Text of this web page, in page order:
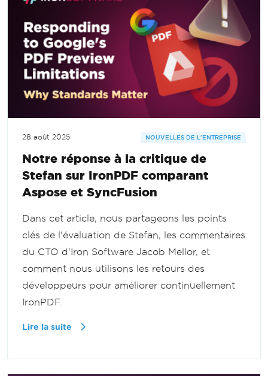
28 août 2025 NOUVELLES DE L'ENTREPRISE
Notre réponse à la critique de
Stefan sur IronPDF comparant
Aspose et SyncFusion
Dans cet article, nous partageons les points
clés de l'évaluation de Stefan, les commentaires
du CTO d'Iron Software Jacob Mellor, et
comment nous utilisons les retours des
développeurs pour améliorer continuellement
IronPDF.
Lire la suite